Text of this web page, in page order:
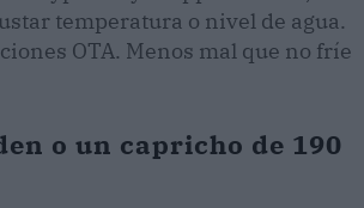
temperatura o nivel de agua.
OTA. Menos mal que no fríe
o un capricho de 190